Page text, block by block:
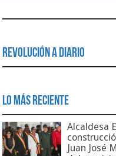
Revolución a Diario
Lo Más Reciente
Alcaldesa
Juan José